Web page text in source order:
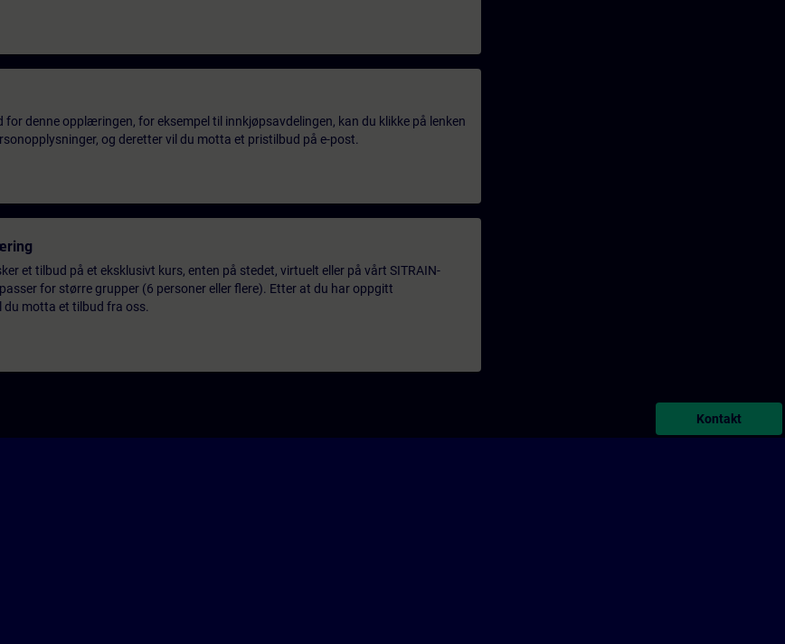
denne opplæringen, for eksempel til innkjøpsavdelingen, kan du klikke på lenken
og deretter vil du motta et pristilbud på e-post.
et tilbud på et eksklusivt kurs, enten på stedet, virtuelt eller på vårt SITRAIN-
for større grupper (6 personer eller flere). Etter at du har oppgitt
du motta et tilbud fra oss.
Kontakt